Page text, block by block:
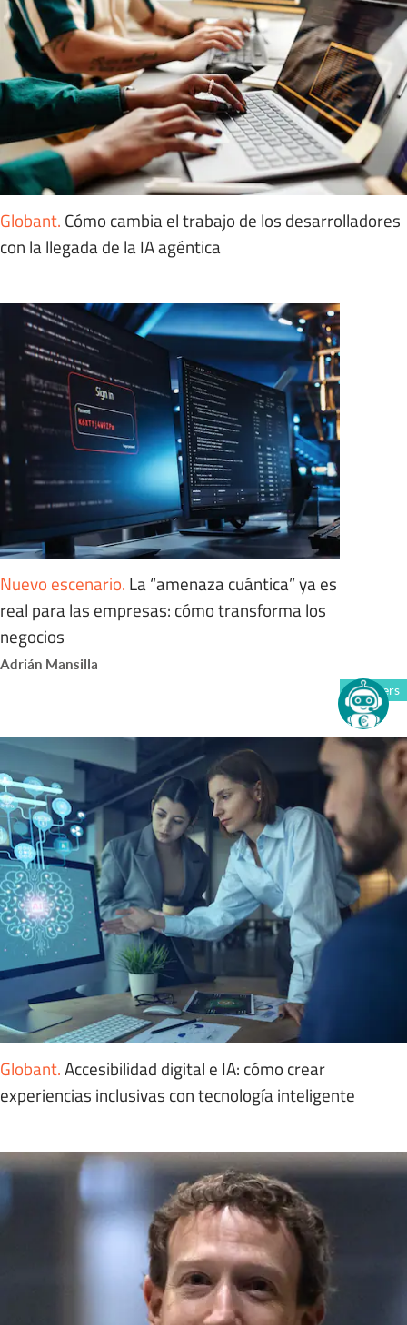
Globant. Cómo cambia el trabajo de los desarrolladores
con la llegada de la IA agéntica
Nuevo escenario. La “amenaza cuántica” ya es
real para las empresas: cómo transforma los
negocios
Adrián Mansilla
Members
Globant.Accesibilidad digital e IA: cómo crear
experiencias inclusivas con tecnología inteligente